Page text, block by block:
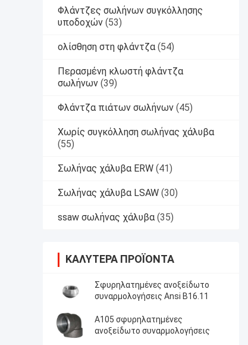
Φλάντζες σωλήνων συγκόλλησης
υποδοχών (53)
ολίσθηση στη φλάντζα (54)
Περασμένη κλωστή φλάντζα
σωλήνων (39)
Φλάντζα πιάτων σωλήνων (45)
Χωρίς συγκόλληση σωλήνας χάλυβα
(55)
Σωλήνας χάλυβα ERW (41)
Σωλήνας χάλυβα LSAW (30)
ssaw σωλήνας χάλυβα (35)
ΚΑΛΎΤΕΡΑ ΠΡΟΪΌΝΤΑ
Σφυρηλατημένες ανοξείδωτο
συναρμολογήσεις Ansi B16.11
A105 σφυρηλατημένες
ανοξείδωτο συναρμολογήσεις